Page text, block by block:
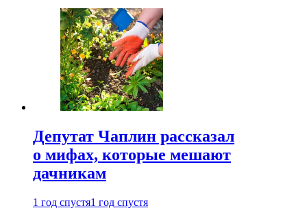
Депутат Чаплин рассказал
о мифах, которые мешают
дачникам
1 год спустя1 год спустя